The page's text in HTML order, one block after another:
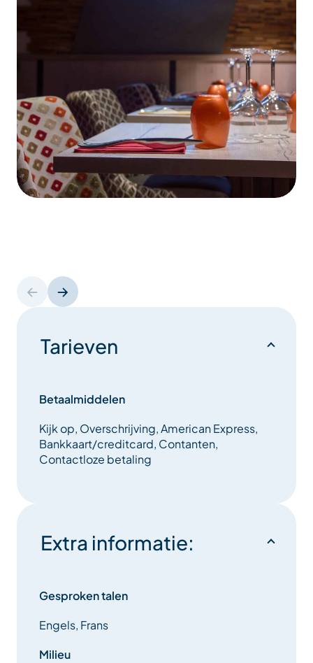
Tarieven
Betaalmiddelen
Kijk op, Overschrijving, American Express,
Bankkaart/creditcard, Contanten,
Contactloze betaling
Extra informatie:
Gesproken talen
Engels, Frans
Milieu